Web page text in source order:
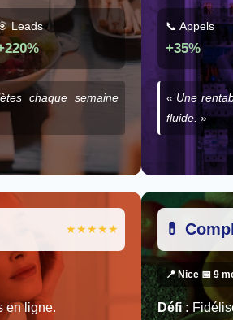
Leads
chaque semaine
📞 Appels
+35%
« Une
fluide. »
★★★★★
en ligne.
💊
📍 Nice 📅 9
Défi :